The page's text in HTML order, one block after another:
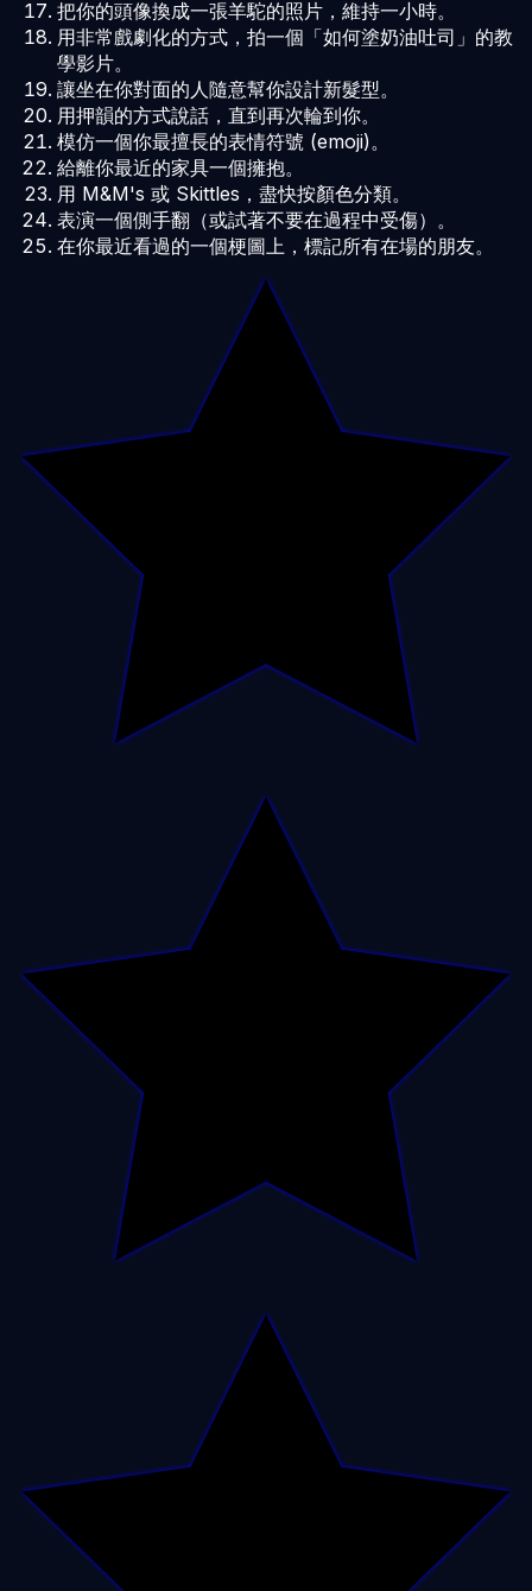
把你的頭像換成一張羊駝的照片，維持一小時。
用非常戲劇化的方式，拍一個「如何塗奶油吐司」的教
學影片。
讓坐在你對面的人隨意幫你設計新髮型。
用押韻的方式說話，直到再次輪到你。
模仿一個你最擅長的表情符號 (emoji)。
給離你最近的家具一個擁抱。
用 M&M's 或 Skittles，盡快按顏色分類。
表演一個側手翻（或試著不要在過程中受傷）。
在你最近看過的一個梗圖上，標記所有在場的朋友。